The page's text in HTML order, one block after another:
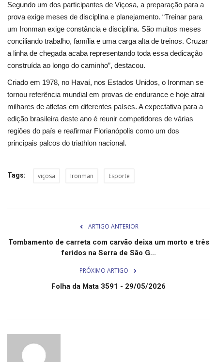
Segundo um dos participantes de Viçosa, a preparação para a
prova exige meses de disciplina e planejamento. “Treinar para
um Ironman exige constância e disciplina. São muitos meses
conciliando trabalho, família e uma carga alta de treinos. Cruzar
a linha de chegada acaba representando toda essa dedicação
construída ao longo do caminho”, destacou.
Criado em 1978, no Havaí, nos Estados Unidos, o Ironman se
tornou referência mundial em provas de endurance e hoje atrai
milhares de atletas em diferentes países. A expectativa para a
edição brasileira deste ano é reunir competidores de várias
regiões do país e reafirmar Florianópolis como um dos
principais palcos do triathlon nacional.
Tags: viçosa Ironman Esporte
ARTIGO ANTERIOR
Tombamento de carreta com carvão deixa um morto e três
feridos na Serra de São G...
PRÓXIMO ARTIGO
Folha da Mata 3591 - 29/05/2026